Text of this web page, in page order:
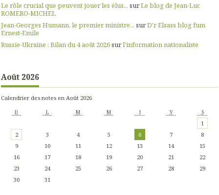
Le rôle crucial que peuvent jouer les élus... surLe blog de Jean-Luc
ROMERO-MICHEL
Jean-Georges Humann, le premier ministre... surD'r Elsass blog fum
Ernest-Emile
Russie-Ukraine : Bilan du 4 août 2026surl'information nationaliste
Août 2026
Calendrier des notes en Août 2026
D L M M J V S
1
2
3 4 5 6 7
8
9
10 11 12 13 14
15
16
17 18 19 20 21
22
23
24 25 26 27 28
29
30
31